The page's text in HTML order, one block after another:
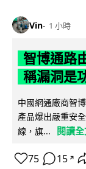
Vin 1 小時
智博通路
稱漏洞是
中國網通廠商智
產品爆出嚴重安
線，旗...
閱讀
75 15 ↗